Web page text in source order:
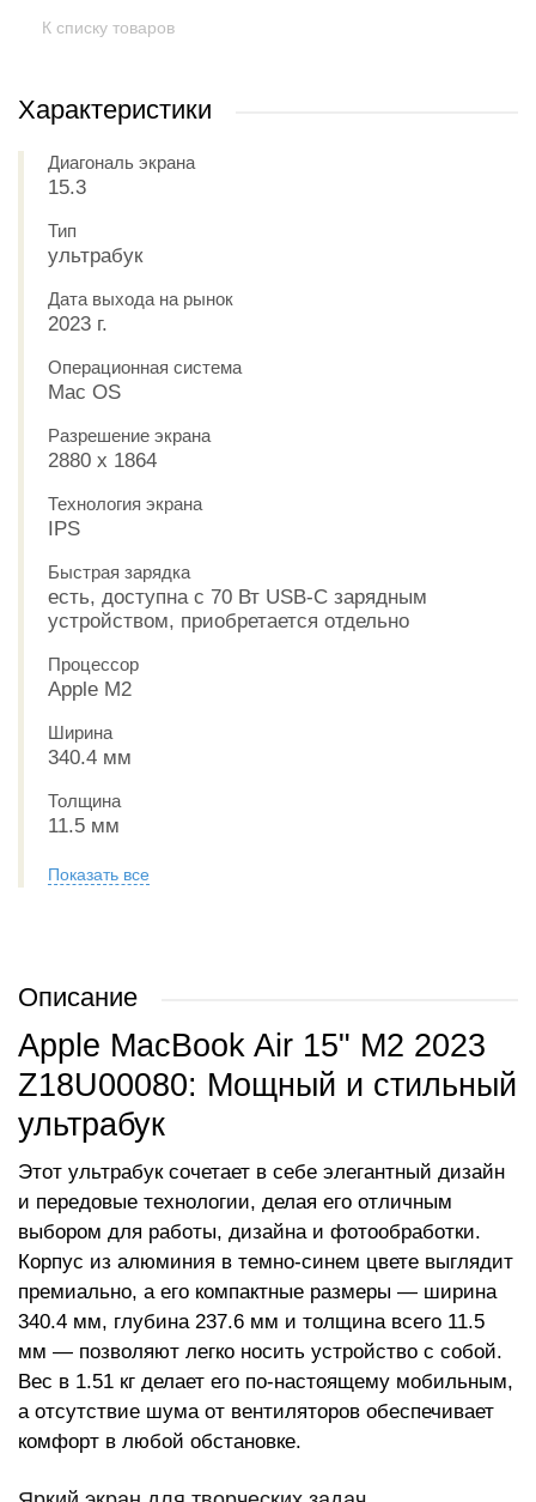
К списку товаров
Характеристики
Диагональ экрана
15.3
Тип
ультрабук
Дата выхода на рынок
2023 г.
Операционная система
Mac OS
Разрешение экрана
2880 x 1864
Технология экрана
IPS
Быстрая зарядка
есть, доступна с 70 Вт USB-C зарядным
устройством, приобретается отдельно
Процессор
Apple M2
Ширина
340.4 мм
Толщина
11.5 мм
Показать все
Описание
Apple MacBook Air 15" M2 2023
Z18U00080: Мощный и стильный
ультрабук
Этот ультрабук сочетает в себе элегантный дизайн
и передовые технологии, делая его отличным
выбором для работы, дизайна и фотообработки.
Корпус из алюминия в темно-синем цвете выглядит
премиально, а его компактные размеры — ширина
340.4 мм, глубина 237.6 мм и толщина всего 11.5
мм — позволяют легко носить устройство с собой.
Вес в 1.51 кг делает его по-настоящему мобильным,
а отсутствие шума от вентиляторов обеспечивает
комфорт в любой обстановке.